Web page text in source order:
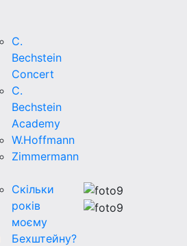
C.
Bechstein
Concert
C.
Bechstein
Academy
W.Hoffmann
Zimmermann
Скільки
років
моєму
Бехштейну?